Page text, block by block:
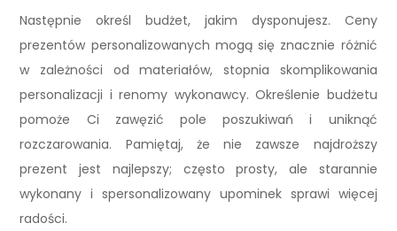
Następnie określ budżet, jakim dysponujesz. Ceny
prezentów personalizowanych mogą się znacznie różnić
w zależności od materiałów, stopnia skomplikowania
personalizacji i renomy wykonawcy. Określenie budżetu
pomoże Ci zawęzić pole poszukiwań i uniknąć
rozczarowania. Pamiętaj, że nie zawsze najdroższy
prezent jest najlepszy; często prosty, ale starannie
wykonany i spersonalizowany upominek sprawi więcej
radości.